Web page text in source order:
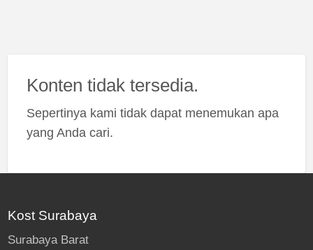
Konten tidak tersedia.
Sepertinya kami tidak dapat menemukan apa
yang Anda cari.
Kost Surabaya
Surabaya Barat